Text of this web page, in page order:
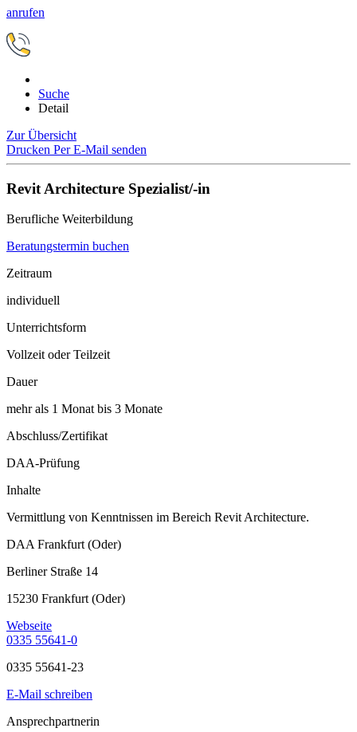
anrufen
Suche
Detail
Zur Übersicht
Drucken Per E-Mail senden
Revit Architecture Spezialist/-in
Berufliche Weiterbildung
Beratungstermin buchen
Zeitraum
individuell
Unterrichtsform
Vollzeit oder Teilzeit
Dauer
mehr als 1 Monat bis 3 Monate
Abschluss/Zertifikat
DAA-Prüfung
Inhalte
Vermittlung von Kenntnissen im Bereich Revit Architecture.
DAA Frankfurt (Oder)
Berliner Straße 14
15230 Frankfurt (Oder)
Webseite
0335 55641-0
0335 55641-23
E-Mail schreiben
Ansprechpartnerin